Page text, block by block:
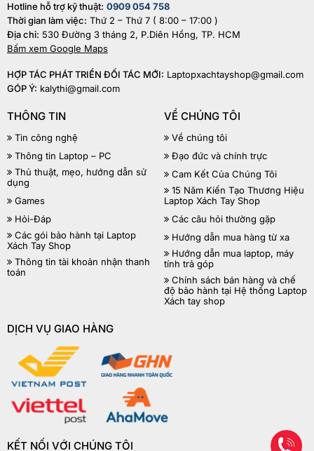
Hotline hỗ trợ kỹ thuật: 0909 054 758
Thời gian làm việc: Thứ 2 – Thứ 7 ( 8:00 – 17:00 )
Địa chỉ: 530 Đường 3 tháng 2, P.Diên Hồng, TP. HCM
Bấm xem Google Maps
HỢP TÁC PHÁT TRIỂN ĐỐI TÁC MỚI: Laptopxachtayshop@gmail.com
GÓP Ý: kalythi@gmail.com
THÔNG TIN
Tin công nghệ
Thông tin Laptop – PC
Thủ thuật, mẹo, hướng dẫn sử
dụng
Games
Hỏi-Đáp
Các gói bảo hành tại Laptop
Xách Tay Shop
Thông tin tài khoản nhận thanh
toán
VỀ CHÚNG TÔI
Về chúng tôi
Đạo đức và chính trực
Cam Kết Của Chúng Tôi
15 Năm Kiến Tạo Thương Hiệu
Laptop Xách Tay Shop
Các câu hỏi thường gặp
Hướng dẫn mua hàng từ xa
Hướng dẫn mua laptop, máy
tính trả góp
Chính sách bán hàng và chế
độ bảo hành tại Hệ thống Laptop
Xách tay shop
DỊCH VỤ GIAO HÀNG
KẾT NỐI VỚI CHÚNG TÔI